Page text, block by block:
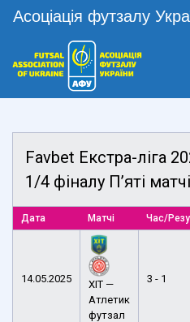
Favbet Екстра-ліга
1/4 фіналу П’яті матчі
Дата Матчі Час/
14.05.2025
ХІТ —
Атлетик
футзал
3 - 1
Асоціація футзалу